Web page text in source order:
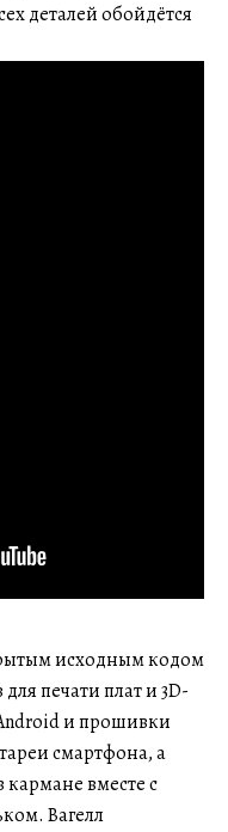
деталей обойдётся
исходным кодом
печати плат и 3D-
и прошивки
смартфона, а
кармане вместе с
Вагелл